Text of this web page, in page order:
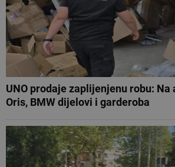
UNO prodaje zaplijenjenu robu: Na
Oris, BMW dijelovi i garderoba